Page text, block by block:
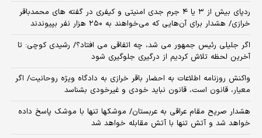
ردپای بیش از ۳ یا ۴ جرم جدی امنیتی و کیفری در گفته های محمدباقر
خرازی/ هشدار برای آن‌هایی که می‌خواهند به ۲۵۰ هزار نفر بپیوندند
اگر جلیلی رئیس جمهور می شد، چه اتفاقی می افتاد؟/ رشیدی کوچی: تا
آخرین لحظه تلاش کردیم از درگیری جلوگیری شود
واکنش روزنامه اطلاعات به احضار باقر خرازی به دادگاه ویژه روحانیت/ اگر
معیار، قانون است، قانون نباید خودی و غیرخودی بشناسد
هشدار صریح مقام عراقی به عربستان/ موشکها تنها با موشک پاسخ داده
خواهد شد و آتش تنها با آتش مقابله خواهد شد